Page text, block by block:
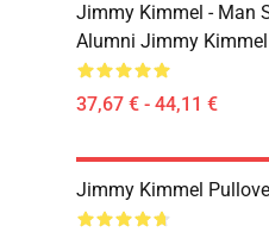
Jimmy Kimmel - Man
Alumni Jimmy
37,67 € - 44,11 €
Jimmy Kimmel